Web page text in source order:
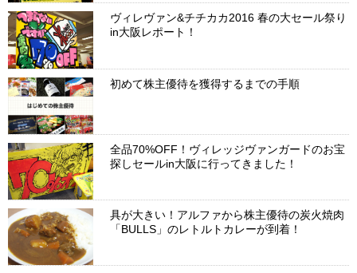
ヴィレヴァン&チチカカ2016 春の大セール祭り
in大阪レポート！
初めて株主優待を獲得するまでの手順
全品70%OFF！ヴィレッジヴァンガードのお宝
探しセールin大阪に行ってきました！
具が大きい！アルファから株主優待の炭火焼肉
「BULLS」のレトルトカレーが到着！